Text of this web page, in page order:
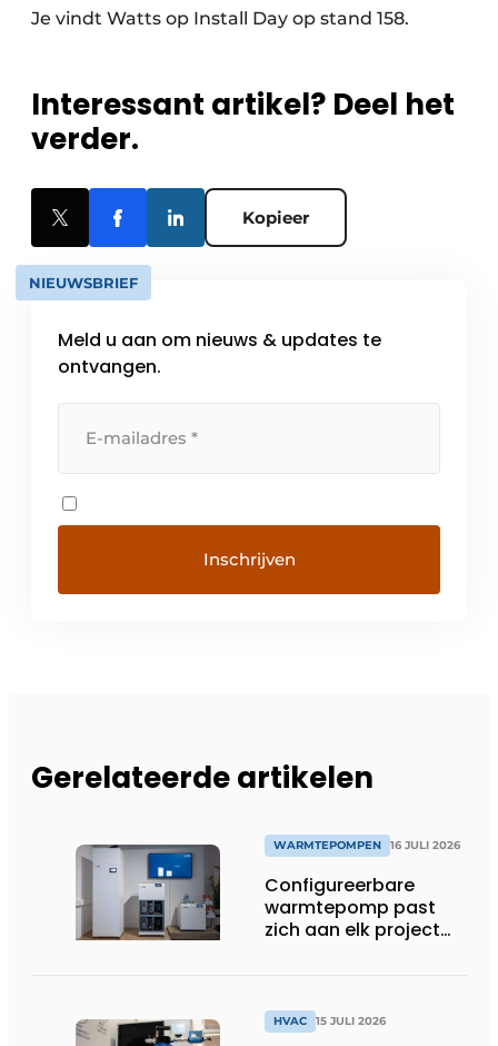
Je vindt Watts op Install Day op stand 158.
Interessant artikel? Deel het
verder.
Kopieer
NIEUWSBRIEF
Meld u aan om nieuws & updates te
ontvangen.
Gerelateerde artikelen
WARMTEPOMPEN 16 JULI 2026
Configureerbare
warmtepomp past
zich aan elk project
HVAC 15 JULI 2026